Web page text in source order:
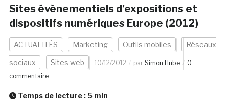
Sites évènementiels d’expositions et
dispositifs numériques Europe (2012)
ACTUALITÉS Marketing Outils mobiles Réseaux
sociaux Sites web 10/12/2012 par Simon Hübe
0
commentaire
Temps de lecture : 5 min